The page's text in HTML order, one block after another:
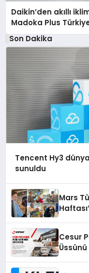
Daikin’den akıllı
Madoka Plus
Son Dakika
Tencent Hy3
sunuldu
Mars
Cesur